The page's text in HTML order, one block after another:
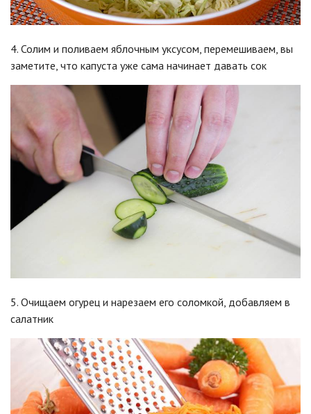
4. Солим и поливаем яблочным уксусом, перемешиваем, вы
заметите, что капуста уже сама начинает давать сок
5. Очищаем огурец и нарезаем его соломкой, добавляем в
салатник